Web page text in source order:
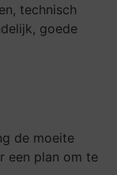
technisch
goede
de moeite
een plan om te